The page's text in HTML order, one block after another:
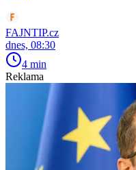
FAJNTIP.cz
dnes, 08:30
4 min
Reklama